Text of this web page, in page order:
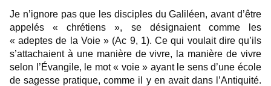
Je n’ignore pas que les disciples du Galiléen, avant d’être
appelés « chrétiens », se désignaient comme les
« adeptes de la Voie » (Ac 9, 1). Ce qui voulait dire qu’ils
s’attachaient à une manière de vivre, la manière de vivre
selon l’Évangile, le mot « voie » ayant le sens d’une école
de sagesse pratique, comme il y en avait dans l’Antiquité.